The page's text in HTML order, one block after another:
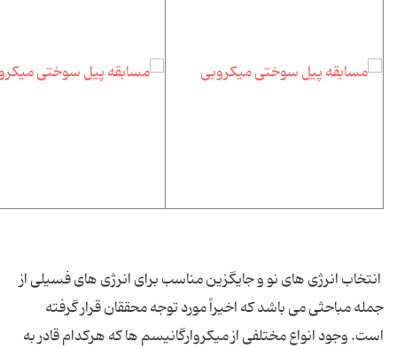
انتخاب انرژی های نو و جایگزین مناسب برای انرژی های فسیلی از
جمله مباحثی می باشد که اخیراً مورد توجه محققان قرار گرفته
است. وجود انواع مختلفی از میکروارگانیسم ها که هرکدام قادر به